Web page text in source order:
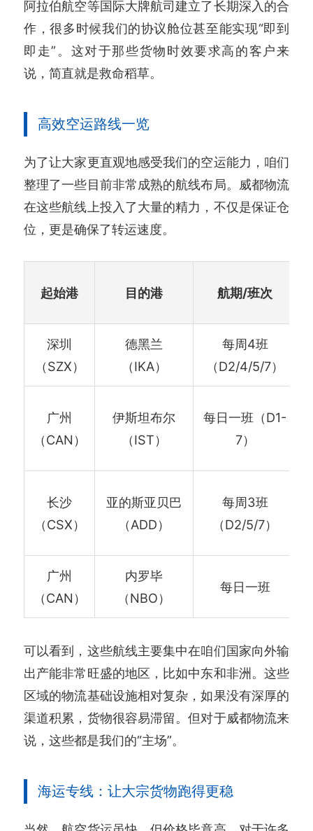
阿拉伯航空等国际大牌航司建立了长期深入的合
作，很多时候我们的协议舱位甚至能实现“即到
即走”。这对于那些货物时效要求高的客户来
说，简直就是救命稻草。
高效空运路线一览
为了让大家更直观地感受我们的空运能力，咱们
整理了一些目前非常成熟的航线布局。威都物流
在这些航线上投入了大量的精力，不仅是保证仓
位，更是确保了转运速度。
起始港 目的港 航期/班次
深圳
（SZX）
德黑兰
（IKA）
每周4班
（D2/4/5/7）
广州
（CAN）
伊斯坦布尔
（IST）
每日一班（D1-
7）
长沙
（CSX）
亚的斯亚贝巴
（ADD）
每周3班
（D2/5/7）
广州
（CAN）
内罗毕
（NBO）
每日一班
可以看到，这些航线主要集中在咱们国家向外输
出产能非常旺盛的地区，比如中东和非洲。这些
区域的物流基础设施相对复杂，如果没有深厚的
渠道积累，货物很容易滞留。但对于威都物流来
说，这些都是我们的“主场”。
海运专线：让大宗货物跑得更稳